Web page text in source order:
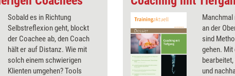
Sobald es in Richtung
Selbstreflexion geht, blockt
der Coachee ab, den Coach
hält er auf Distanz. Wie mit
solch einem schwierigen
Klienten umgehen? Tools
an der
sind
gehen.
und